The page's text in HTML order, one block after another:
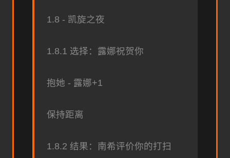
1.8 - 凯旋之夜
1.8.1 选择：露娜祝贺你
抱她 - 露娜+1
保持距离
1.8.2 结果：南希评价你的打扫